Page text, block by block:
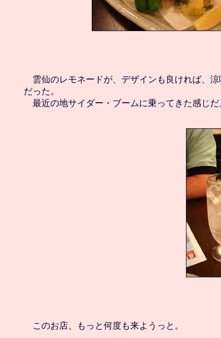
雲仙のレモネードが、デザインも良ければ、
だった。
このお店、もっと何度も来ようっと。